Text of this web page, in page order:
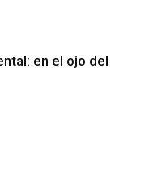
en el ojo del